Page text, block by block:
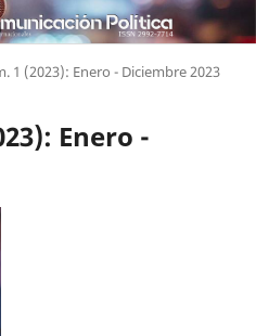
1 (2023): Enero - Diciembre 2023
Enero -